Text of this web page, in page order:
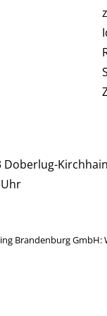
Doberlug-
Brandenburg GmbH: